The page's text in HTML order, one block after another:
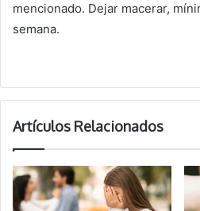
mencionado. Dejar macerar,
semana.
Artículos Relacionados